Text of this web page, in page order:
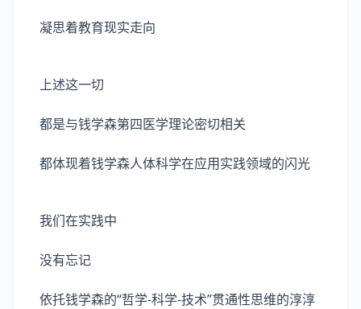
凝思着教育现实走向
上述这一切
都是与钱学森第四医学理论密切相关
都体现着钱学森人体科学在应用实践领域的闪光
我们在实践中
没有忘记
依托钱学森的“哲学-科学-技术”贯通性思维的淳淳